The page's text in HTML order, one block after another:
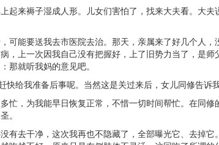
来褥子湿成人形。儿女们害怕了，找来大夫看。大
能要送我去市医院去治。那天，亲属来了好几个人
上一次因我自己没有把握好，上了旧势力当了，是
那就听我妈的意见吧。
给我准备后事呢。当然这是关过来后，女儿同修告诉我
，为我能早日恢复正常，不惜一切时间帮忙。在同
。
去干净，这次我再也不隐藏了，全部曝光它、去掉